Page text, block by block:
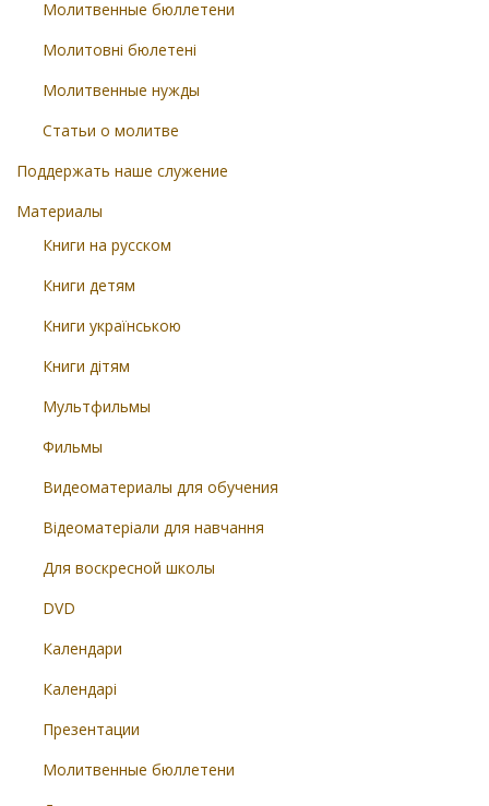
Молитвенные бюллетени
Молитовні бюлетені
Молитвенные нужды
Статьи о молитве
Поддержать наше служение
Материалы
Книги на русском
Книги детям
Книги українською
Книги дітям
Мультфильмы
Фильмы
Видеоматериалы для обучения
Відеоматеріали для навчання
Для воскресной школы
DVD
Календари
Календарі
Презентации
Молитвенные бюллетени